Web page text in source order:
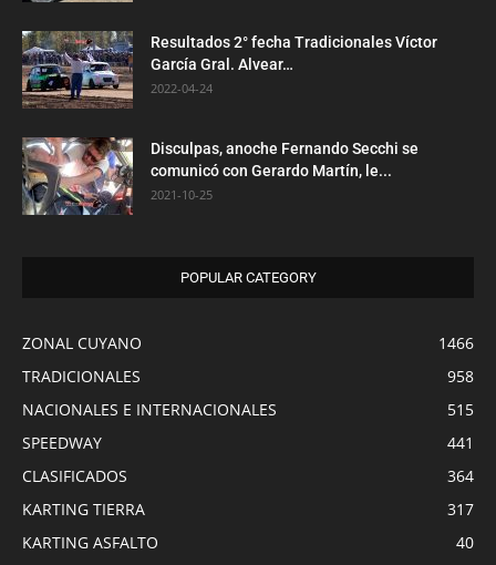
Resultados 2° fecha Tradicionales Víctor
García Gral. Alvear…
2022-04-24
Disculpas, anoche Fernando Secchi se
comunicó con Gerardo Martín, le...
2021-10-25
POPULAR CATEGORY
ZONAL CUYANO
1466
TRADICIONALES
958
NACIONALES E INTERNACIONALES
515
SPEEDWAY
441
CLASIFICADOS
364
KARTING TIERRA
317
KARTING ASFALTO
40